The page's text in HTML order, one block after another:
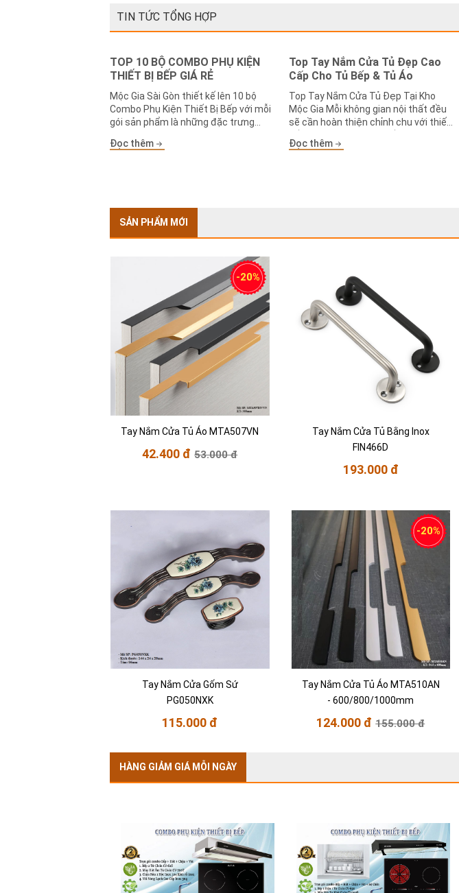
TIN TỨC TỔNG HỢP
TOP 10 BỘ COMBO PHỤ KIỆN
THIẾT BỊ BẾP GIÁ RẺ
Mộc Gia Sài Gòn thiết kế lên 10 bộ
Combo Phụ Kiện Thiết Bị Bếp với mỗi
gói sản phẩm là những đặc trưng
bếp khác nhau, hay thuận tiện cho
Đọc thêm
Top Tay Nắm Cửa Tủ Đẹp Cao
Cấp Cho Tủ Bếp & Tủ Áo
Top Tay Nắm Cửa Tủ Đẹp Tại Kho
Mộc Gia Mỗi không gian nội thất đều
sẽ cần hoàn thiện chỉnh chu với thiết
thoải mái cho người dùng, Tay Nắm
Đọc thêm
SẢN PHẨM MỚI
-20%
Tay Nắm Cửa Tủ Áo MTA507VN
42.400 đ 53.000 đ
Tay Nắm Cửa Tủ Bằng Inox
FIN466D
193.000 đ
Tay Nắm Cửa Gốm Sứ
PG050NXK
115.000 đ
-20%
Tay Nắm Cửa Tủ Áo MTA510AN
- 600/800/1000mm
124.000 đ 155.000 đ
HÀNG GIẢM GIÁ MỖI NGÀY